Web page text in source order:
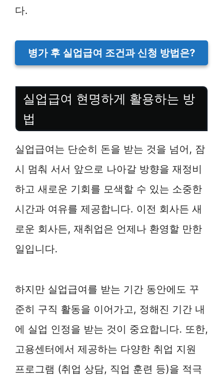
다.
병가 후 실업급여 조건과 신청 방법은?
실업급여 현명하게 활용하는 방
법
실업급여는 단순히 돈을 받는 것을 넘어, 잠
시 멈춰 서서 앞으로 나아갈 방향을 재정비
하고 새로운 기회를 모색할 수 있는 소중한
시간과 여유를 제공합니다. 이전 회사든 새
로운 회사든, 재취업은 언제나 환영할 만한
일입니다.
하지만 실업급여를 받는 기간 동안에도 꾸
준히 구직 활동을 이어가고, 정해진 기간 내
에 실업 인정을 받는 것이 중요합니다. 또한,
고용센터에서 제공하는 다양한 취업 지원
프로그램 (취업 상담, 직업 훈련 등)을 적극